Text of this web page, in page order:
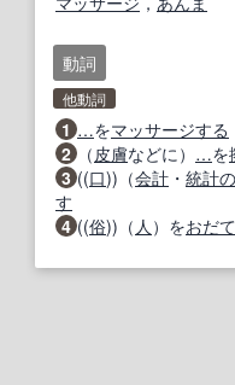
動詞
他動詞
1 …をマッサージする
2
（ 皮膚などに） …を
3 ((口))（会計 ・ 統計
す
4 ((俗))（ 人 ）をおだ